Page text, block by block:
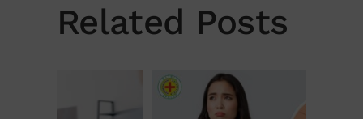
Related Posts